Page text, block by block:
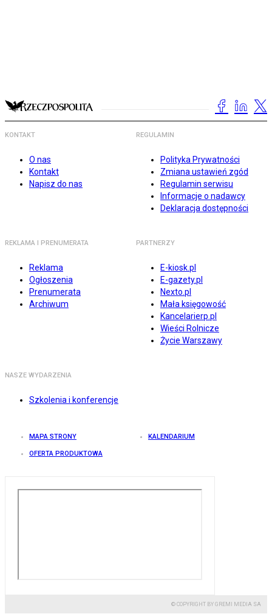
KONTAKT
O nas
Kontakt
Napisz do nas
REGULAMIN
Polityka Prywatności
Zmiana ustawień zgód
Regulamin serwisu
Informacje o nadawcy
Deklaracja dostępności
REKLAMA I PRENUMERATA
Reklama
Ogłoszenia
Prenumerata
Archiwum
PARTNERZY
E-kiosk.pl
E-gazety.pl
Nexto.pl
Mała księgowość
Kancelarierp.pl
Wieści Rolnicze
Życie Warszawy
NASZE WYDARZENIA
Szkolenia i konferencje
MAPA STRONY KALENDARIUM
OFERTA PRODUKTOWA
© COPYRIGHT BY GREMI MEDIA SA